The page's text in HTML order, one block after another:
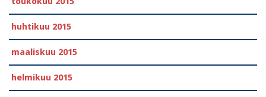
huhtikuu 2015
maaliskuu 2015
helmikuu 2015